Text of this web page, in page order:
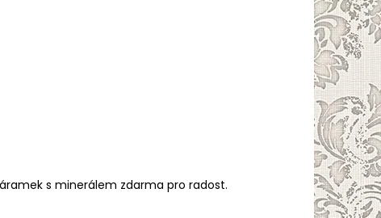
s minerálem zdarma pro radost.